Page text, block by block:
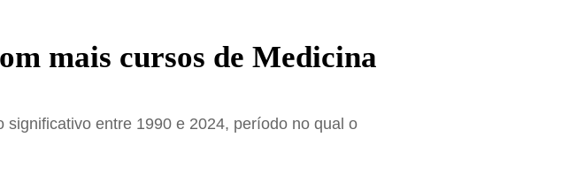
mais cursos de Medicina
entre 1990 e 2024, período no qual o